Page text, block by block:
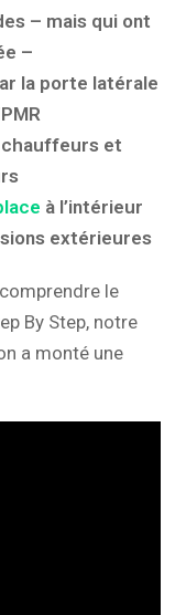
– mais qui ont
–
la porte latérale
et
à l’intérieur
extérieures
le
By Step, notre
a monté une